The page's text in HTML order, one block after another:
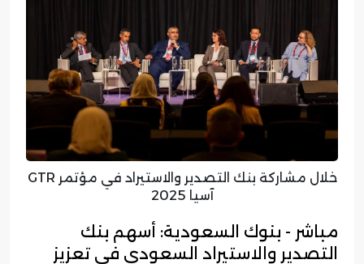
خلال مشاركة بنك التصدير والاستيراد في مؤتمر GTR
آسيا 2025
مباشر - بنوك السعودية: أسهم بنك
التصدير والاستيراد السعودي في تعزيز